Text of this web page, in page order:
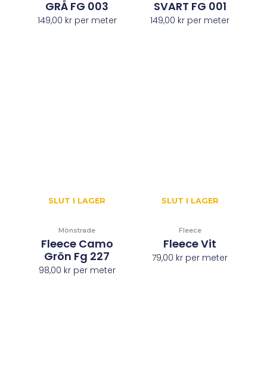
GRÅ FG 003
149,00 krper meter
SVART FG 001
149,00 kr per meter
SLUT I LAGER
Mönstrade
Fleece Camo
Grön Fg 227
98,00 krper meter
SLUT I LAGER
Fleece
Fleece Vit
79,00 kr per meter